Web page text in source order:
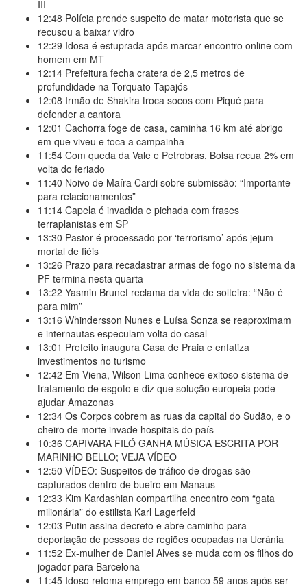
III
12:48 Polícia prende suspeito de matar motorista que se
recusou a baixar vidro
12:29 Idosa é estuprada após marcar encontro online com
homem em MT
12:14 Prefeitura fecha cratera de 2,5 metros de
profundidade na Torquato Tapajós
12:08 Irmão de Shakira troca socos com Piqué para
defender a cantora
12:01 Cachorra foge de casa, caminha 16 km até abrigo
em que viveu e toca a campainha
11:54 Com queda da Vale e Petrobras, Bolsa recua 2% em
volta do feriado
11:40 Noivo de Maíra Cardi sobre submissão: “Importante
para relacionamentos”
11:14 Capela é invadida e pichada com frases
terraplanistas em SP
13:30 Pastor é processado por ‘terrorismo’ após jejum
mortal de fiéis
13:26 Prazo para recadastrar armas de fogo no sistema da
PF termina nesta quarta
13:22 Yasmin Brunet reclama da vida de solteira: “Não é
para mim”
13:16 Whindersson Nunes e Luísa Sonza se reaproximam
e internautas especulam volta do casal
13:01 Prefeito inaugura Casa de Praia e enfatiza
investimentos no turismo
12:42 Em Viena, Wilson Lima conhece exitoso sistema de
tratamento de esgoto e diz que solução europeia pode
ajudar Amazonas
12:34 Os Corpos cobrem as ruas da capital do Sudão, e o
cheiro de morte invade hospitais do país
10:36 CAPIVARA FILÓ GANHA MÚSICA ESCRITA POR
MARINHO BELLO; VEJA VÍDEO
12:50 VÍDEO: Suspeitos de tráfico de drogas são
capturados dentro de bueiro em Manaus
12:33 Kim Kardashian compartilha encontro com “gata
milionária” do estilista Karl Lagerfeld
12:03 Putin assina decreto e abre caminho para
deportação de pessoas de regiões ocupadas na Ucrânia
11:52 Ex-mulher de Daniel Alves se muda com os filhos do
jogador para Barcelona
11:45 Idoso retoma emprego em banco 59 anos após ser